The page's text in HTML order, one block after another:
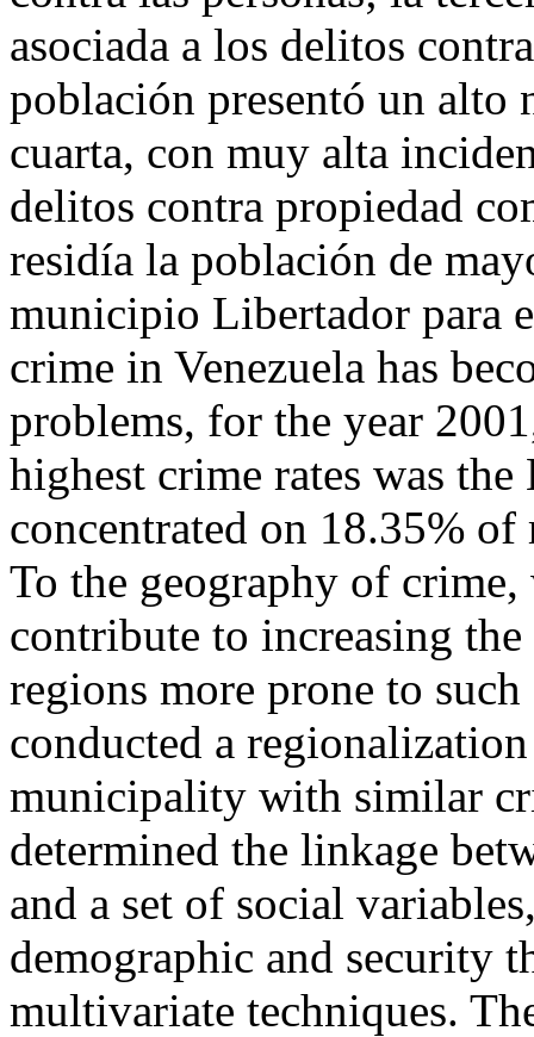
asociada a los delitos
población presentó un
cuarta, con muy alta
delitos contra propiedad
residía la población de
municipio Libertador para
crime in Venezuela has
problems, for the year
highest crime rates was
concentrated on 18.35%
To the geography of
contribute to increasing
regions more prone to
conducted a
municipality with similar
determined the linkage
and a set of social
demographic and security
multivariate techniques.